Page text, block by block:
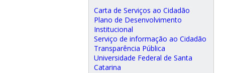
Carta de Serviços ao Cidadão
Plano de Desenvolvimento
Institucional
Serviço de informação ao Cidadão
Transparência Pública
Universidade Federal de Santa
Catarina